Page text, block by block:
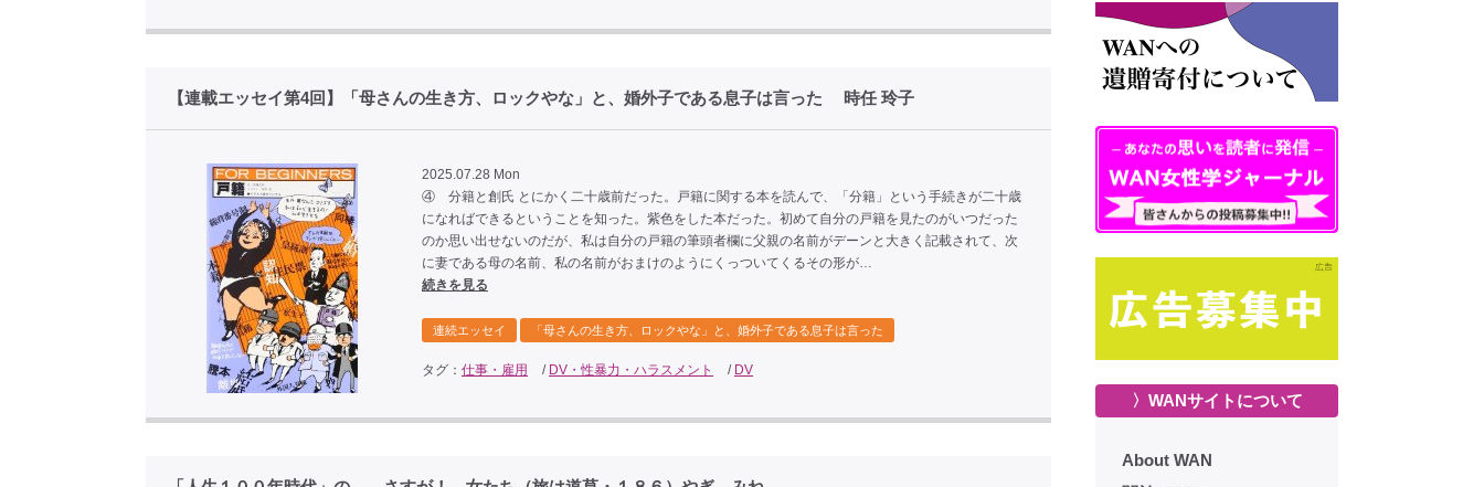
【連載エッセイ第4回】「母さんの生き方、ロックやな」と、婚外子である息子は言った 時任 玲子
2025.07.28 Mon
④ 分籍と創氏 とにかく二十歳前だった。戸籍に関する本を読んで、「分籍」という手続きが二十歳
になればできるということを知った。紫色をした本だった。初めて自分の戸籍を見たのがいつだった
のか思い出せないのだが、私は自分の戸籍の筆頭者欄に父親の名前がデーンと大きく記載されて、次
に妻である母の名前、私の名前がおまけのようにくっついてくるその形が…
続きを見る
連続エッセイ 「母さんの生き方、ロックやな」と、婚外子である息子は言った
タグ： 仕事・雇用 / DV・性暴力・ハラスメント / DV
〉WANサイトについて
About WAN